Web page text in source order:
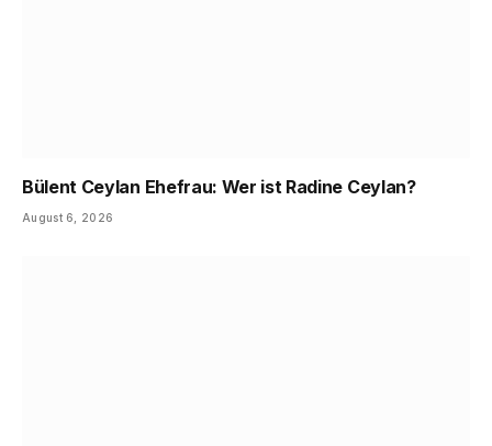
Bülent Ceylan Ehefrau: Wer ist Radine Ceylan?
August 6, 2026